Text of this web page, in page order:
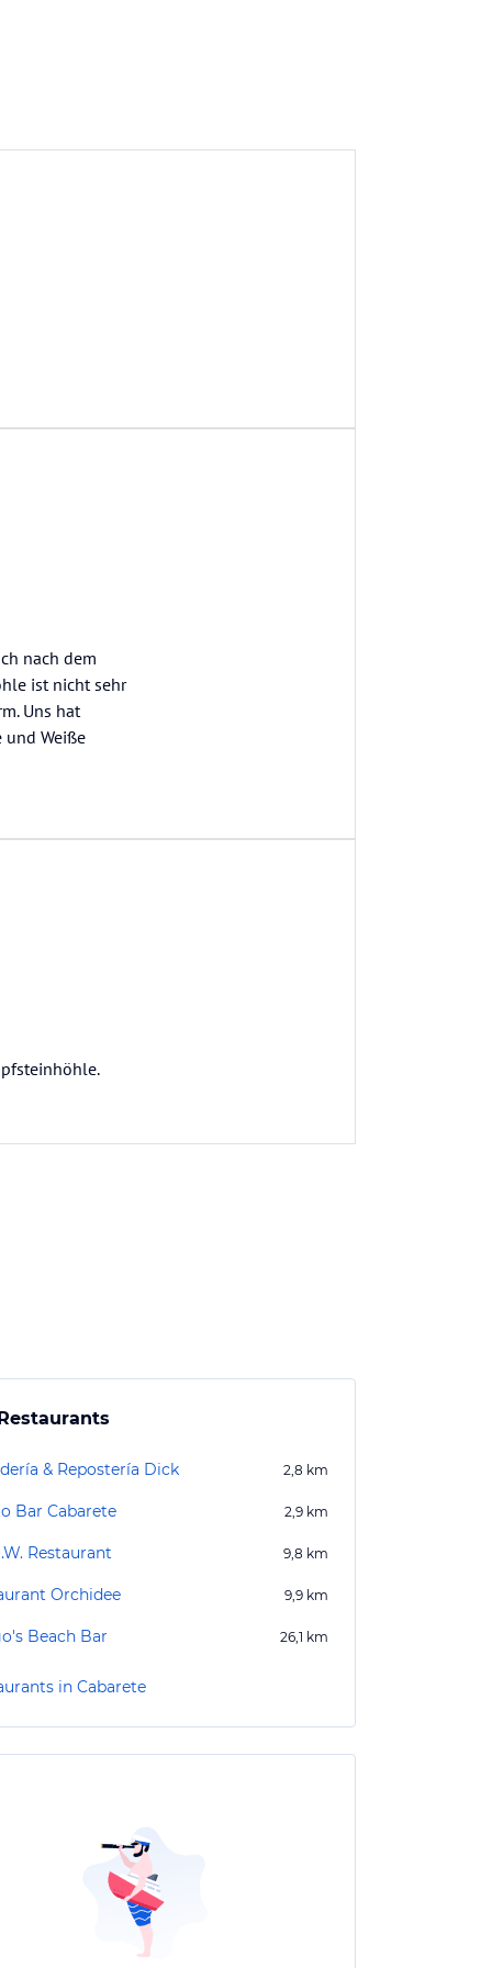
nach dem
ist nicht sehr
Uns hat
Weiße
& Repostería Dick 2,8 km
Bar Cabarete 2,9 km
Restaurant 9,8 km
Orchidee 9,9 km
Beach Bar 26,1 km
in Cabarete